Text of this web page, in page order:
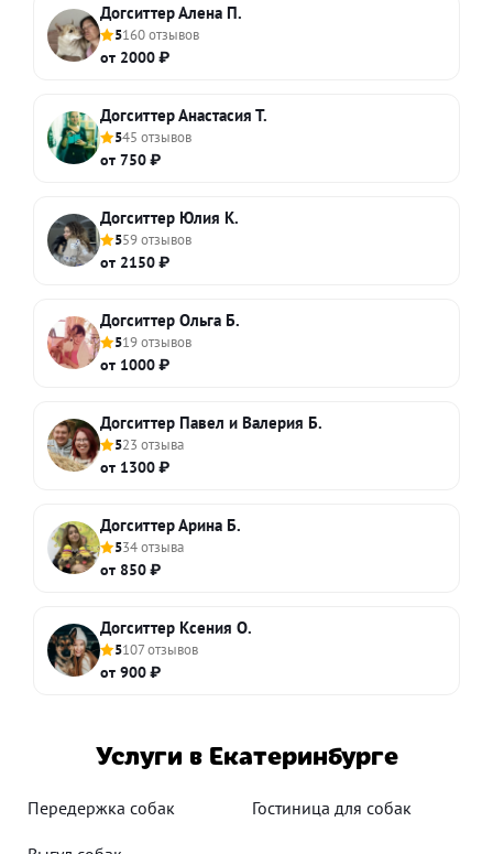
Догситтер Алена П.
5160 отзывов
от 2000 ₽
Догситтер Анастасия Т.
545 отзывов
от 750 ₽
Догситтер Юлия К.
559 отзывов
от 2150 ₽
Догситтер Ольга Б.
519 отзывов
от 1000 ₽
Догситтер Павел и Валерия Б.
523 отзыва
от 1300 ₽
Догситтер Арина Б.
534 отзыва
от 850 ₽
Догситтер Ксения О.
5107 отзывов
от 900 ₽
Услуги в Екатеринбурге
Передержка собак Гостиница для собак